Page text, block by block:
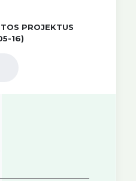
PROJEKTUS
16)